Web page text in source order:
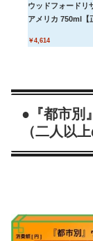
ウッドフォードリ
アメリカ 750ml【
￥4,614
●『都市別
（二人以